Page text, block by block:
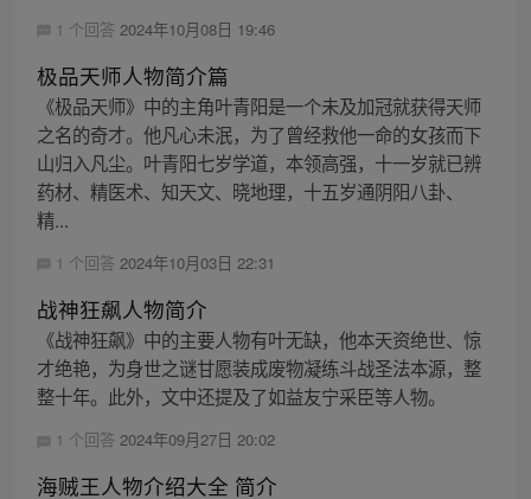
1 个回答 2024年10月08日 19:46
极品天师人物简介篇
《极品天师》中的主角叶青阳是一个未及加冠就获得天师
之名的奇才。他凡心未泯，为了曾经救他一命的女孩而下
山归入凡尘。叶青阳七岁学道，本领高强，十一岁就已辨
药材、精医术、知天文、晓地理，十五岁通阴阳八卦、
精...
1 个回答 2024年10月03日 22:31
战神狂飙人物简介
《战神狂飙》中的主要人物有叶无缺，他本天资绝世、惊
才绝艳，为身世之谜甘愿装成废物凝练斗战圣法本源，整
整十年。此外，文中还提及了如益友宁采臣等人物。
1 个回答 2024年09月27日 20:02
海贼王人物介绍大全 简介